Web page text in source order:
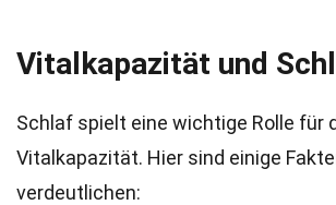
Vitalkapazität und
Schlaf spielt eine wichtige Rolle für
Vitalkapazität. Hier sind einige
verdeutlichen: